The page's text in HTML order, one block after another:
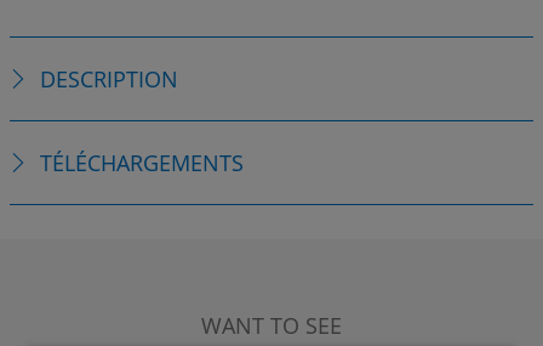
DESCRIPTION
TÉLÉCHARGEMENTS
WANT TO SEE